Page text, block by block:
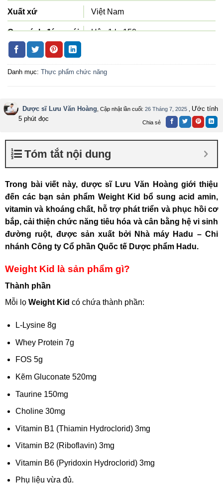
Xuất xứ Việt Nam
Quy cách đóng gói Hộp 1 lọ 150g
Danh mục: Thực phẩm chức năng
Dược sĩ Lưu Văn Hoàng , Cập nhật lần cuối: 26 Tháng 7, 2025
Ước tính
5 phút đọc
Chia sẻ
Tóm tắt nội dung
Trong bài viết này, dược sĩ Lưu Văn Hoàng giới thiệu
đến các bạn sản phẩm Weight Kid bổ sung acid amin,
vitamin và khoáng chất, hỗ trợ phát triển và phục hồi cơ
bắp, cải thiện chức năng tiêu hóa và cân bằng hệ vi sinh
đường ruột, được sản xuất bởi Nhà máy Hadu – Chi
nhánh Công ty Cổ phần Quốc tế Dược phẩm Hadu.
Weight Kid là sản phẩm gì?
Thành phần
Mỗi lọ Weight Kid có chứa thành phần:
L-Lysine 8g
Whey Protein 7g
FOS 5g
Kẽm Gluconate 520mg
Taurine 150mg
Choline 30mg
Vitamin B1 (Thiamin Hydroclorid) 3mg
Vitamin B2 (Riboflavin) 3mg
Vitamin B6 (Pyridoxin Hydroclorid) 3mg
Phụ liệu vừa đủ.